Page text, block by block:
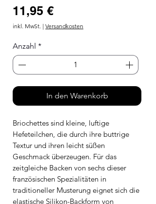
11,95 €Preis
inkl. MwSt. | Versandkosten
Anzahl *
In den Warenkorb
Briochettes sind kleine, luftige
Hefeteilchen, die durch ihre buttrige
Textur und ihren leicht süßen
Geschmack überzeugen. Für das
zeitgleiche Backen von sechs dieser
französischen Spezialitäten in
traditioneller Musterung eignet sich die
elastische Silikon-Backform von